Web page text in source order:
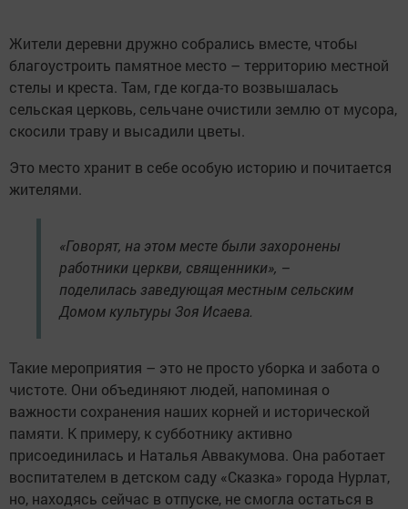
Жители деревни дружно собрались вместе, чтобы
благоустроить памятное место – территорию местной
стелы и креста. Там, где когда-то возвышалась
сельская церковь, сельчане очистили землю от мусора,
скосили траву и высадили цветы.
Это место хранит в себе особую историю и почитается
жителями.
«Говорят, на этом месте были захоронены
работники церкви, священники», –
поделилась заведующая местным сельским
Домом культуры Зоя Исаева.
Такие мероприятия – это не просто уборка и забота о
чистоте. Они объединяют людей, напоминая о
важности сохранения наших корней и исторической
памяти. К примеру, к субботнику активно
присоединилась и Наталья Аввакумова. Она работает
воспитателем в детском саду «Сказка» города Нурлат,
но, находясь сейчас в отпуске, не смогла остаться в